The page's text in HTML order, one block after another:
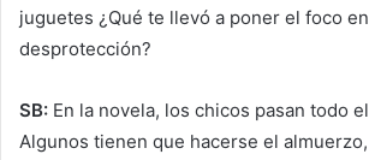
juguetes ¿Qué te llevó a poner el foco
desprotección?
SB: En la novela, los chicos pasan todo
Algunos tienen que hacerse el